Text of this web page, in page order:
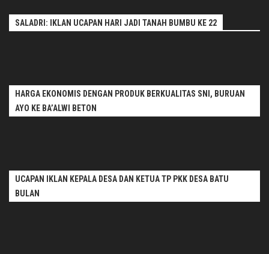
SALADRI: IKLAN UCAPAN HARI JADI TANAH BUMBU KE 22
HARGA EKONOMIS DENGAN PRODUK BERKUALITAS SNI, BURUAN
AYO KE BA’ALWI BETON
UCAPAN IKLAN KEPALA DESA DAN KETUA TP PKK DESA BATU
BULAN